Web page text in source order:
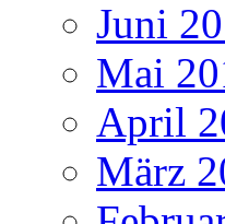
Juni
Mai
April
März